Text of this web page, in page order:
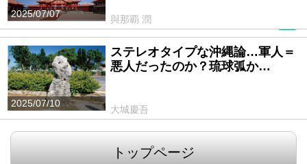
2025/07/07
與那覇 潤
2025/07/10
ステレオタイプな沖縄論…軍人＝
悪人だったのか？琉球弧か…
大城慶吾
トップページ